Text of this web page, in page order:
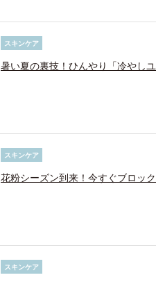
スキンケア
暑い夏の裏技！ひんやり「冷やし
スキンケア
花粉シーズン到来！今すぐブロッ
スキンケア